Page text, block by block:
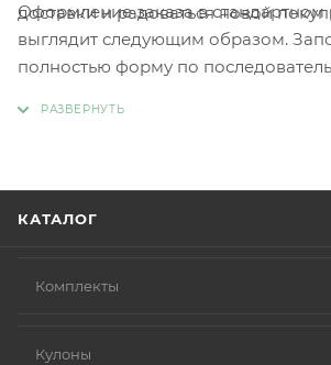
доставки и радоваться новой
Оформление заказа в
выглядит следующим образом.
полностью форму по
КАТАЛОГ
Комплекты
Кулоны